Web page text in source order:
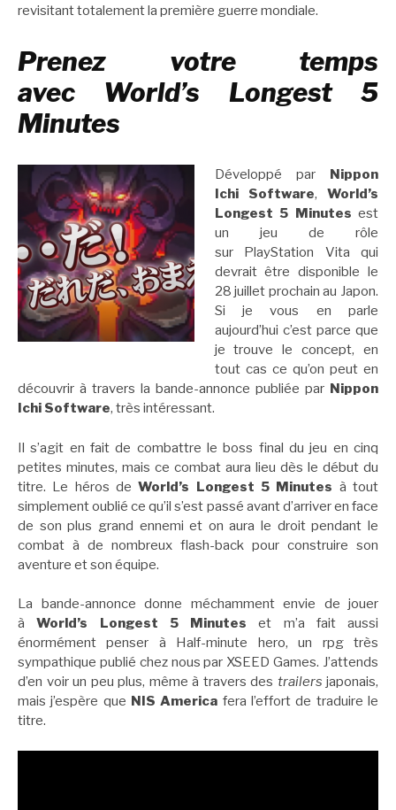
revisitant totalement la première guerre mondiale.
Prenez votre temps
avec World’s Longest 5
Minutes
Développé par
Nippon
Ichi Software, World’s
Longest 5 Minutes est
un jeu de rôle
sur PlayStation Vita qui
devrait être disponible le
28 juillet prochain au Japon.
Si je vous en parle
aujourd’hui c’est parce que
je trouve le concept, en
tout cas ce qu’on peut en
découvrir à travers la bande-annonce publiée par Nippon
Ichi Software, très intéressant.
Il s’agit en fait de combattre le boss final du jeu en cinq
petites minutes, mais ce combat aura lieu dès le début du
titre. Le héros deWorld’s Longest 5 Minutes à tout
simplement oublié ce qu’il s’est passé avant d’arriver en face
de son plus grand ennemi et on aura le droit pendant le
combat à de nombreux flash-back pour construire son
aventure et son équipe.
La bande-annonce donne méchamment envie de jouer
àWorld’s Longest 5 Minutes et m’a fait aussi
énormément penser à Half-minute hero, un rpg très
sympathique publié chez nous par XSEED Games. J’attends
d’en voir un peu plus, même à travers des trailers japonais,
mais j’espère que NIS America fera l’effort de traduire le
titre.